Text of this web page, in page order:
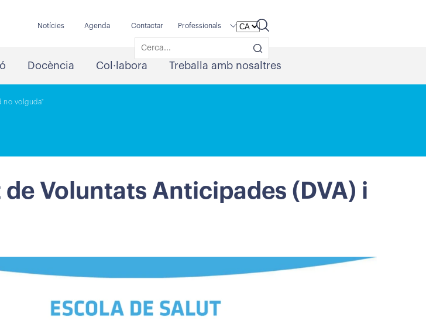
Notícies Agenda Contactar Professionals
Docència Col·labora Treballa amb nosaltres
no volguda"
Voluntats Anticipades (DVA) i